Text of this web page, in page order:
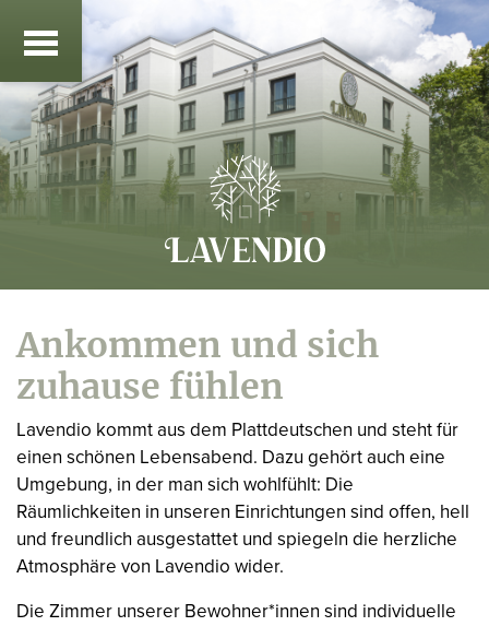
Ankommen und sich
zuhause fühlen
Lavendio kommt aus dem Plattdeutschen und steht für
einen schönen Lebensabend. Dazu gehört auch eine
Umgebung, in der man sich wohlfühlt: Die
Räumlichkeiten in unseren Einrichtungen sind offen, hell
und freundlich ausgestattet und spiegeln die herzliche
Atmosphäre von Lavendio wider.
Die Zimmer unserer Bewohner*innen sind individuelle